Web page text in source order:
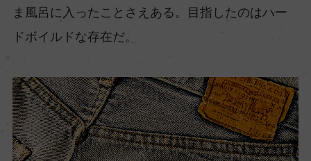
ま風呂に入ったことさえある。目指したのはハー
ドボイルドな存在だ。